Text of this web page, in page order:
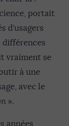
portait
d’usagers
différences
vraiment se
à une
avec le
».
années